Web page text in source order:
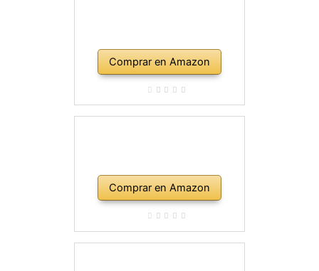
Comprar en Amazon
Comprar en Amazon